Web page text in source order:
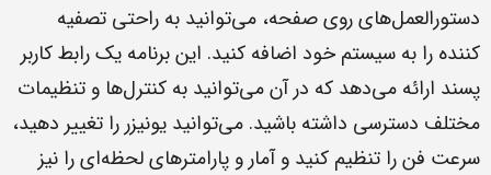
دستورالعمل‌های روی صفحه، می‌توانید به راحتی تصفیه
کننده را به سیستم خود اضافه کنید. این برنامه یک رابط کاربر
پسند ارائه می‌دهد که در آن می‌توانید به کنترل‌ها و تنظیمات
مختلف دسترسی داشته باشید. می‌توانید یونیزر را تغییر دهید،
سرعت فن را تنظیم کنید و آمار و پارامترهای لحظه‌ای را نیز